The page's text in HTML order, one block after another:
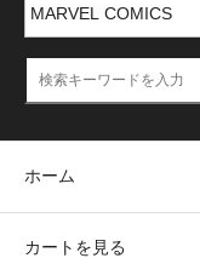
ホーム
カートを見る